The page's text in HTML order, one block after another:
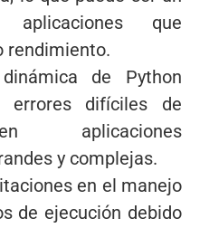
que
rendimiento.
de Python
errores difíciles de
aplicaciones
y complejas.
en el manejo
de ejecución debido